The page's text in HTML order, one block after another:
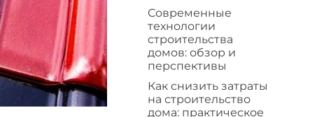
Современные
технологии
строительства
домов: обзор и
перспективы
Как снизить затраты
на строительство
дома: практическое